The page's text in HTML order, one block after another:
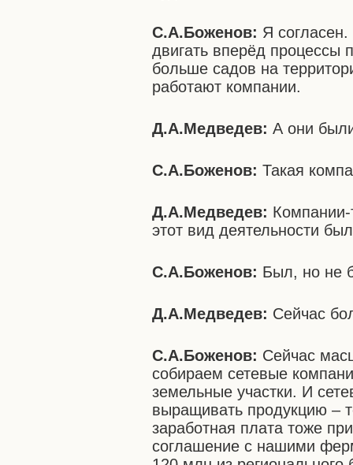
С.А.Боженов: Я
двигать вперёд процессы
больше садов на
работают компании.
Д.А.Медведев:А они
С.А.Боженов: Такая
Д.А.Медведев:
этот вид деятельности
С.А.Боженов: Был, но не
Д.А.Медведев: Сейчас
С.А.Боженов: Сейчас
собираем сетевые
земельные участки. И
выращивать продукцию –
заработная плата тоже
соглашение с нашими